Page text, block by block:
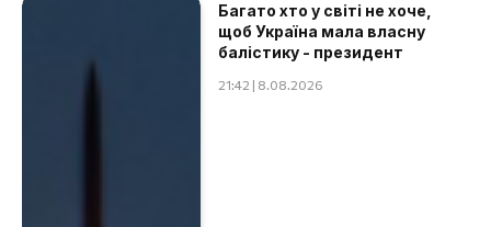
Багато хто у світі не хоче,
щоб Україна мала власну
балістику - президент
21:42 | 8.08.2026